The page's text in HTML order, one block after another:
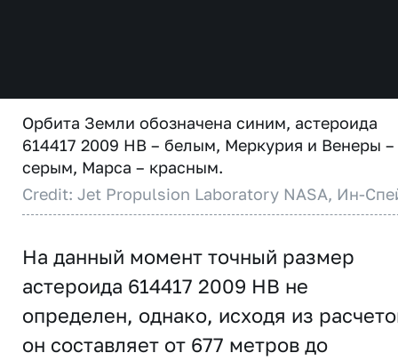
Орбита Земли обозначена синим, астероида
614417 2009 HB – белым, Меркурия и Венеры –
серым, Марса – красным.
Credit: Jet Propulsion Laboratory NASA, Ин-
На данный момент точный размер
астероида 614417 2009 HB не
определен, однако, исходя из
он составляет от 677 метров до